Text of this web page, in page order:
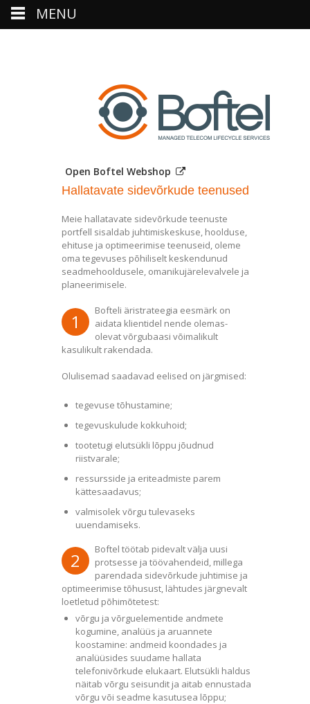
Open Boftel Webshop
Hallatavate sidevõrkude teenused
Meie hallatavate sidevõrkude teenuste
portfell sisaldab juhtimiskeskuse, hoolduse,
ehituse ja optimeerimise teenuseid, oleme
oma tegevuses põhiliselt keskendunud
seadmehooldusele, omanikujärelevalvele ja
planeerimisele.
1
Bofteli äristrateegia eesmärk on
aidata klientidel nende olemas-
olevat võrgubaasi võimalikult
kasulikult rakendada.
Olulisemad saadavad eelised on järgmised:
tegevuse tõhustamine;
tegevuskulude kokkuhoid;
tootetugi elutsükli lõppu jõudnud
riistvarale;
ressursside ja eriteadmiste parem
kättesaadavus;
valmisolek võrgu tulevaseks
uuendamiseks.
2
Boftel töötab pidevalt välja uusi
protsesse ja töövahendeid, millega
parendada sidevõrkude juhtimise ja
optimeerimise tõhusust, lähtudes järgnevalt
loetletud põhimõtetest:
võrgu ja võrguelementide andmete
kogumine, analüüs ja aruannete
koostamine: andmeid koondades ja
analüüsides suudame hallata
telefonivõrkude elukaart. Elutsükli haldus
näitab võrgu seisundit ja aitab ennustada
võrgu või seadme kasutusea lõppu;
MENU